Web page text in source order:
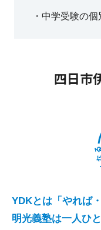
・中学受験の
四日市
YDKとは「やれば
明光義塾は一人ひ